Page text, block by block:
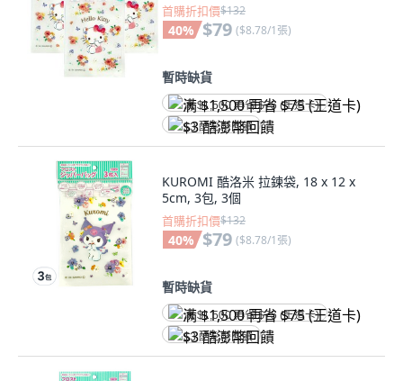
首購折扣價$132
40% $79 ($8.78/1張)
暫時缺貨
满 $1,500 再省 $75 (王道卡)
$3 酷澎幣回饋
KUROMI 酷洛米 拉鍊袋, 18 x 12 x
5cm, 3包, 3個
首購折扣價$132
40% $79 ($8.78/1張)
暫時缺貨
满 $1,500 再省 $75 (王道卡)
$3 酷澎幣回饋